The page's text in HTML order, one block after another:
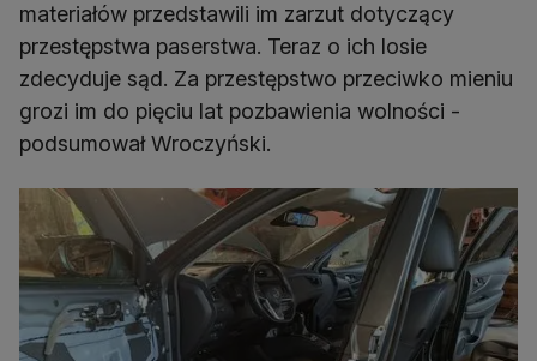
materiałów przedstawili im zarzut dotyczący
przestępstwa paserstwa. Teraz o ich losie
zdecyduje sąd. Za przestępstwo przeciwko mieniu
grozi im do pięciu lat pozbawienia wolności -
podsumował Wroczyński.